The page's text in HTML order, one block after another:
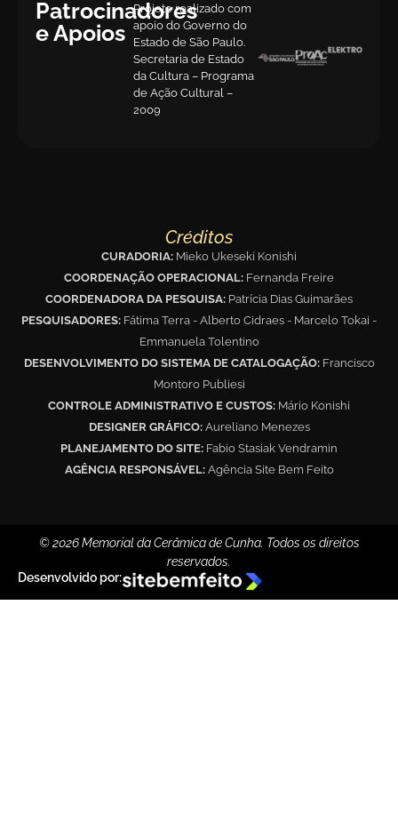
Patrocinadores
e Apoios
Projeto realizado com
apoio do Governo do
Estado de São Paulo.
Secretaria de Estado
da Cultura – Programa
de Ação Cultural –
2009
Créditos
CURADORIA: Mieko Ukeseki Konishi
COORDENAÇÃO OPERACIONAL: Fernanda Freire
COORDENADORA DA PESQUISA: Patrícia Dias Guimarães
PESQUISADORES: Fátima Terra - Alberto Cidraes - Marcelo Tokai -
Emmanuela Tolentino
DESENVOLVIMENTO DO SISTEMA DE CATALOGAÇÃO: Francisco
Montoro Publiesi
CONTROLE ADMINISTRATIVO E CUSTOS: Mário Konishi
DESIGNER GRÁFICO:Aureliano Menezes
PLANEJAMENTO DO SITE: Fabio Stasiak Vendramin
AGÊNCIA RESPONSÁVEL:Agência Site Bem Feito
© 2026 Memorial da Cerâmica de Cunha. Todos os direitos
reservados.
Desenvolvido por: